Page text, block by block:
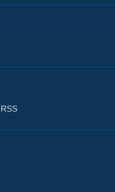
RSS